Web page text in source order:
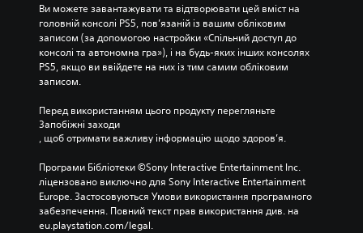
Ви можете завантажувати та відтворювати цей вміст на
головній консолі PS5, пов’язаній із вашим обліковим
записом (за допомогою настройки «Спільний доступ до
консолі та автономна гра»), і на будь-яких інших консолях
PS5, якщо ви ввійдете на них із тим самим обліковим
записом.
Перед використанням цього продукту перегляньте
Запобіжні заходи
, щоб отримати важливу інформацію щодо здоров’я.
Програми Бібліотеки ©Sony Interactive Entertainment Inc.
ліцензовано виключно для Sony Interactive Entertainment
Europe. Застосовуються Умови використання програмного
забезпечення. Повний текст прав використання див. на
eu.playstation.com/legal.